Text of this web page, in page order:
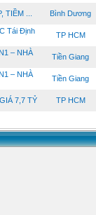
... Bình Dương
Tái Định
TP HCM
– NHÀ
Tiền Giang
– NHÀ
Tiền Giang
7,7 TỶ TP HCM